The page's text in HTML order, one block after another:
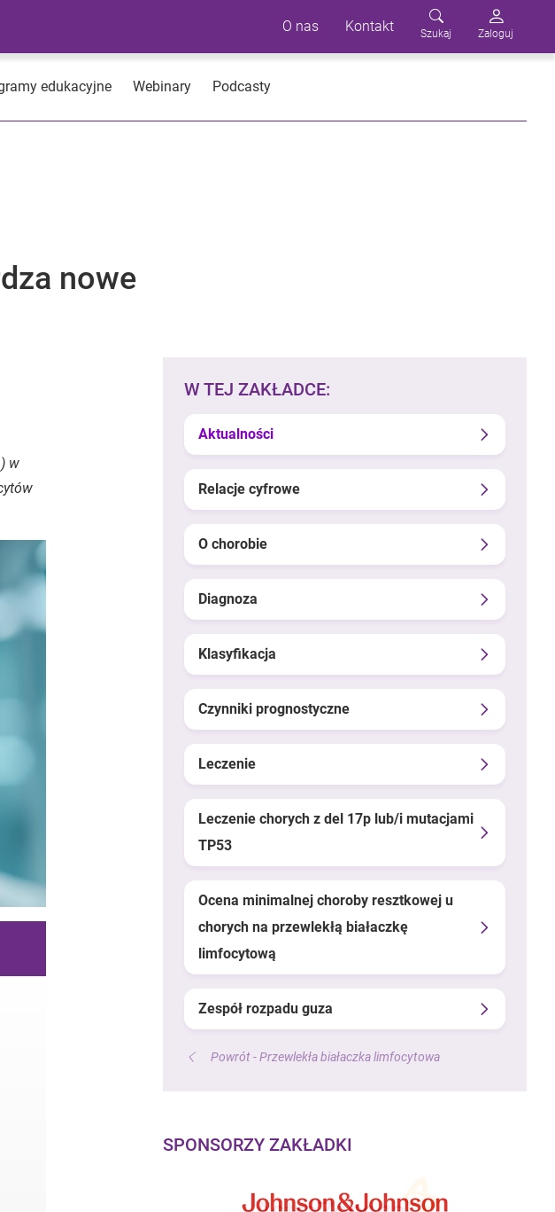
O nas Kontakt Szukaj Zaloguj
edukacyjne Webinary Podcasty
nowe
w
W TEJ ZAKŁADCE:
Aktualności
Relacje cyfrowe
O chorobie
Diagnoza
Klasyfikacja
Czynniki prognostyczne
Leczenie
Leczenie chorych z del 17p lub/i mutacjami
TP53
Ocena minimalnej choroby resztkowej u
chorych na przewlekłą białaczkę
limfocytową
Zespół rozpadu guza
Powrót - Przewlekła białaczka limfocytowa
SPONSORZY ZAKŁADKI